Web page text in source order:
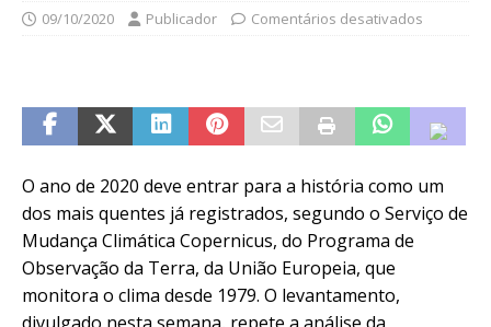
09/10/2020 Publicador Comentários desativados
O ano de 2020 deve entrar para a história como um
dos mais quentes já registrados, segundo o Serviço de
Mudança Climática Copernicus, do Programa de
Observação da Terra, da União Europeia, que
monitora o clima desde 1979. O levantamento,